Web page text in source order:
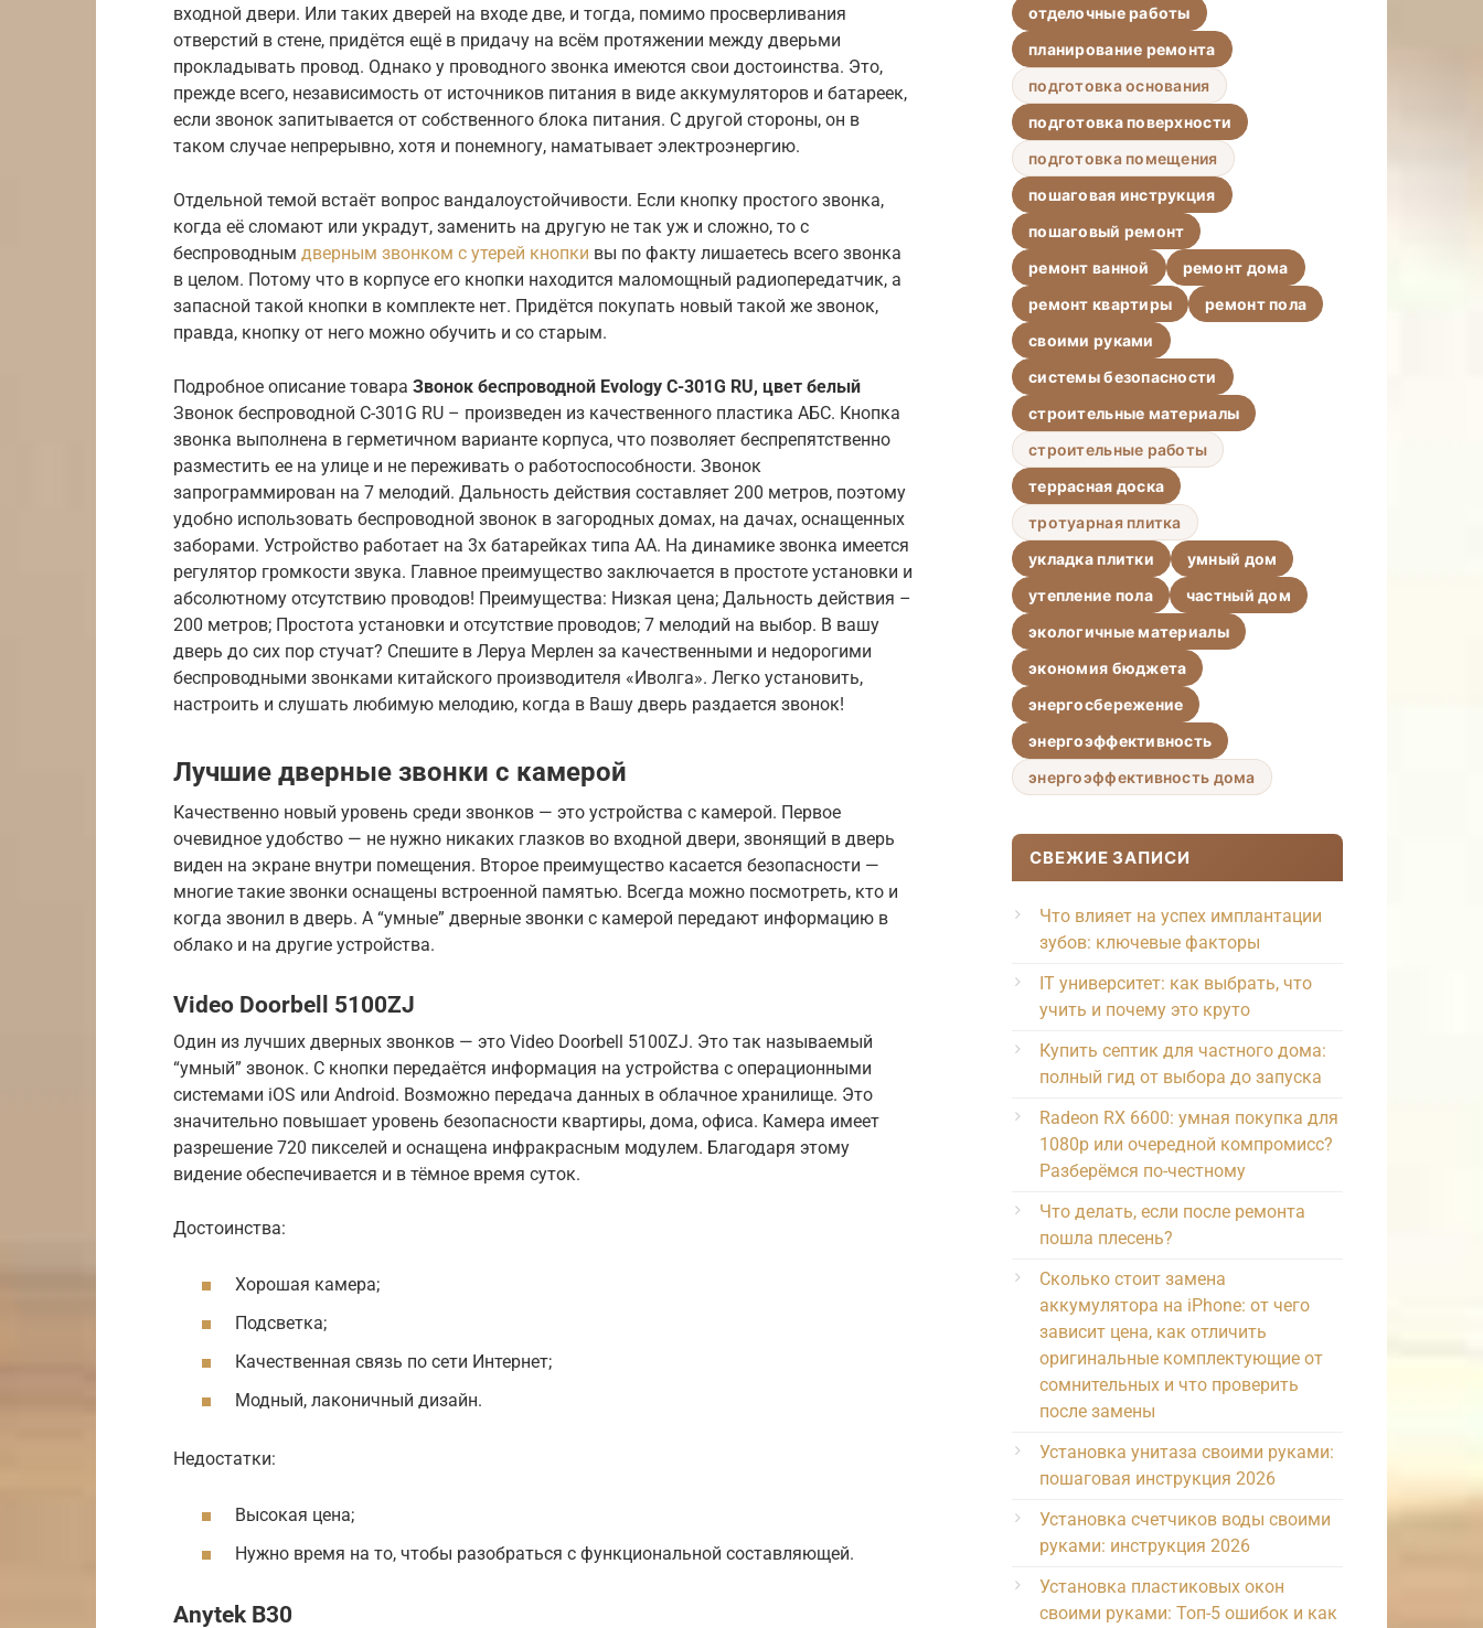
входной двери. Или таких дверей на входе две, и тогда, помимо просверливания
отверстий в стене, придётся ещё в придачу на всём протяжении между дверьми
прокладывать провод. Однако у проводного звонка имеются свои достоинства. Это,
прежде всего, независимость от источников питания в виде аккумуляторов и батареек,
если звонок запитывается от собственного блока питания. С другой стороны, он в
таком случае непрерывно, хотя и понемногу, наматывает электроэнергию.
Отдельной темой встаёт вопрос вандалоустойчивости. Если кнопку простого звонка,
когда её сломают или украдут, заменить на другую не так уж и сложно, то с
беспроводным дверным звонком с утерей кнопки вы по факту лишаетесь всего звонка
в целом. Потому что в корпусе его кнопки находится маломощный радиопередатчик, а
запасной такой кнопки в комплекте нет. Придётся покупать новый такой же звонок,
правда, кнопку от него можно обучить и со старым.
Подробное описание товара Звонок беспроводной Evology C-301G RU, цвет белый
Звонок беспроводной C-301G RU – произведен из качественного пластика АБС. Кнопка
звонка выполнена в герметичном варианте корпуса, что позволяет беспрепятственно
разместить ее на улице и не переживать о работоспособности. Звонок
запрограммирован на 7 мелодий. Дальность действия составляет 200 метров, поэтому
удобно использовать беспроводной звонок в загородных домах, на дачах, оснащенных
заборами. Устройство работает на 3х батарейках типа АА. На динамике звонка имеется
регулятор громкости звука. Главное преимущество заключается в простоте установки и
абсолютному отсутствию проводов! Преимущества: Низкая цена; Дальность действия –
200 метров; Простота установки и отсутствие проводов; 7 мелодий на выбор. В вашу
дверь до сих пор стучат? Спешите в Леруа Мерлен за качественными и недорогими
беспроводными звонками китайского производителя «Иволга». Легко установить,
настроить и слушать любимую мелодию, когда в Вашу дверь раздается звонок!
Лучшие дверные звонки с камерой
Качественно новый уровень среди звонков — это устройства с камерой. Первое
очевидное удобство — не нужно никаких глазков во входной двери, звонящий в дверь
виден на экране внутри помещения. Второе преимущество касается безопасности —
многие такие звонки оснащены встроенной памятью. Всегда можно посмотреть, кто и
когда звонил в дверь. А “умные” дверные звонки с камерой передают информацию в
облако и на другие устройства.
Video Dооrbеll 5100ZJ
Один из лучших дверных звонков — это Video Doorbell 5100ZJ. Это так называемый
“умный” звонок. С кнопки передаётся информация на устройства с операционными
системами iOS или Android. Возможно передача данных в облачное хранилище. Это
значительно повышает уровень безопасности квартиры, дома, офиса. Камера имеет
разрешение 720 пикселей и оснащена инфракрасным модулем. Благодаря этому
видение обеспечивается и в тёмное время суток.
Достоинства:
Хорошая камера;
Подсветка;
Качественная связь по сети Интернет;
Модный, лаконичный дизайн.
Недостатки:
Высокая цена;
Нужно время на то, чтобы разобраться с функциональной составляющей.
Anytek B30
отделочные работы
планирование ремонта
подготовка основания
подготовка поверхности
подготовка помещения
пошаговая инструкция
пошаговый ремонт
ремонт ванной
ремонт дома
ремонт квартиры
ремонт пола
своими руками
системы безопасности
строительные материалы
строительные работы
террасная доска
тротуарная плитка
укладка плитки
умный дом
утепление пола
частный дом
экологичные материалы
экономия бюджета
энергосбережение
энергоэффективность
энергоэффективность дома
СВЕЖИЕ ЗАПИСИ
Что влияет на успех имплантации
зубов: ключевые факторы
IT университет: как выбрать, что
учить и почему это круто
Купить септик для частного дома:
полный гид от выбора до запуска
Radeon RX 6600: умная покупка для
1080p или очередной компромисс?
Разберёмся по-честному
Что делать, если после ремонта
пошла плесень?
Сколько стоит замена
аккумулятора на iPhone: от чего
зависит цена, как отличить
оригинальные комплектующие от
сомнительных и что проверить
после замены
Установка унитаза своими руками:
пошаговая инструкция 2026
Установка счетчиков воды своими
руками: инструкция 2026
Установка пластиковых окон
своими руками: Топ-5 ошибок и как